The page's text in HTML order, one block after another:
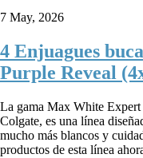
7 May, 2026
4 Enjuagues
Purple Reveal
La gama Max White
Colgate, es una línea
mucho más blancos y
productos de esta línea